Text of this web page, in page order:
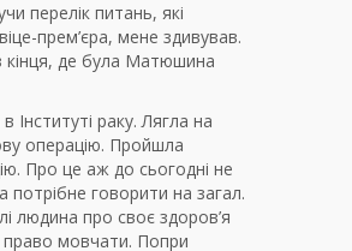
перелік питань, які
прем’єра, мене здивував.
де була Матюшина
Інституті раку. Лягла на
операцію. Пройшла
Про це аж до сьогодні не
потрібне говорити на загал.
людина про своє здоров’я
мовчати. Попри